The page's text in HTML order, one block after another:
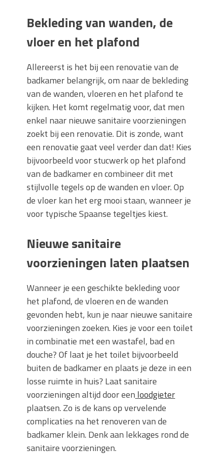
Bekleding van wanden, de
vloer en het plafond
Allereerst is het bij een renovatie van de
badkamer belangrijk, om naar de bekleding
van de wanden, vloeren en het plafond te
kijken. Het komt regelmatig voor, dat men
enkel naar nieuwe sanitaire voorzieningen
zoekt bij een renovatie. Dit is zonde, want
een renovatie gaat veel verder dan dat! Kies
bijvoorbeeld voor stucwerk op het plafond
van de badkamer en combineer dit met
stijlvolle tegels op de wanden en vloer. Op
de vloer kan het erg mooi staan, wanneer je
voor typische Spaanse tegeltjes kiest.
Nieuwe sanitaire
voorzieningen laten plaatsen
Wanneer je een geschikte bekleding voor
het plafond, de vloeren en de wanden
gevonden hebt, kun je naar nieuwe sanitaire
voorzieningen zoeken. Kies je voor een toilet
in combinatie met een wastafel, bad en
douche? Of laat je het toilet bijvoorbeeld
buiten de badkamer en plaats je deze in een
losse ruimte in huis? Laat sanitaire
voorzieningen altijd door een loodgieter
plaatsen. Zo is de kans op vervelende
complicaties na het renoveren van de
badkamer klein. Denk aan lekkages rond de
sanitaire voorzieningen.